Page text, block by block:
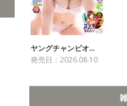
ヤングチャンピオ…
発売日：2026.08.10